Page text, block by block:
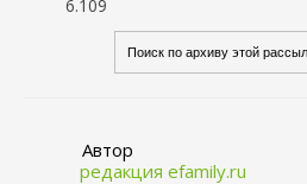
6.109
Автор
редакция efamily.ru